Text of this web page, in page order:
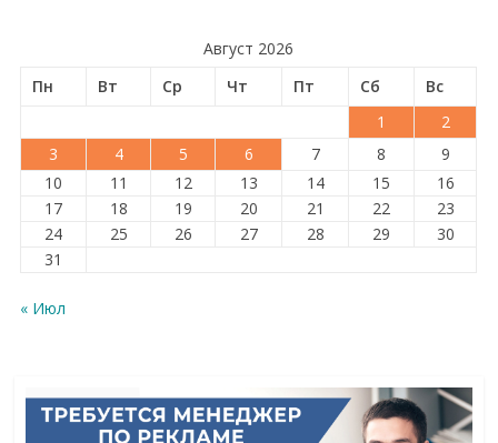
Август 2026
Пн
Вт Ср Чт Пт Сб
Вс
1
2
3
4 5 6 7 8
9
10
11 12 13 14 15
16
17
18 19 20 21 22
23
24
25 26 27 28 29
30
31
« Июл